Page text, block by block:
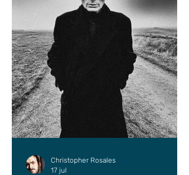
Christopher Rosales
17 jul